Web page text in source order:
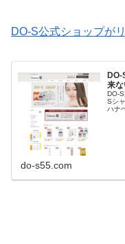
DO-S公式ショップが
DO-
来
DO-
Sシ
ハナ
do-s55.com